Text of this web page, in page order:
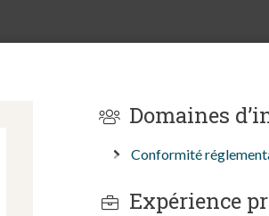
Domaines
Conformité
Expérience